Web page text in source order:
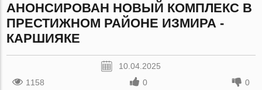
АНОНСИРОВАН НОВЫЙ КОМПЛЕКС В
ПРЕСТИЖНОМ РАЙОНЕ ИЗМИРА -
КАРШИЯКЕ
10.04.2025
1158
0 0